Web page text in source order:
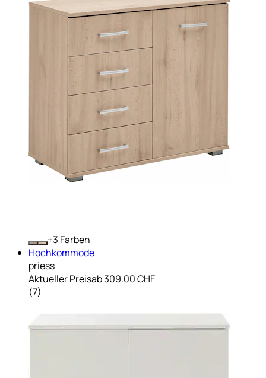
+ Farben
Hochkommode
priess
Aktueller Preisab309.00 CHF
(7)